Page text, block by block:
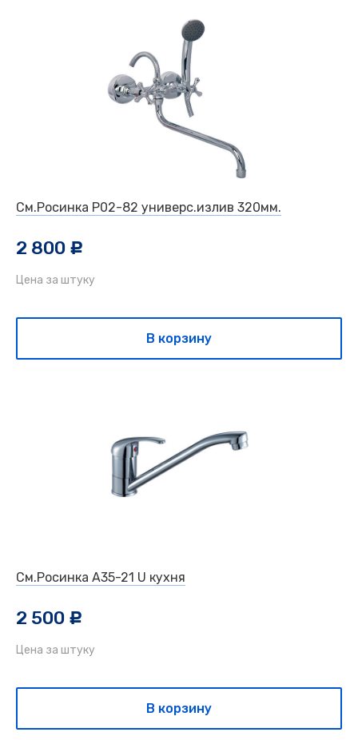
См.Росинка P02-82 универс.излив 320мм.
2 800 c
Цена за штуку
В корзину
См.Росинка А35-21 U кухня
2 500 c
Цена за штуку
В корзину